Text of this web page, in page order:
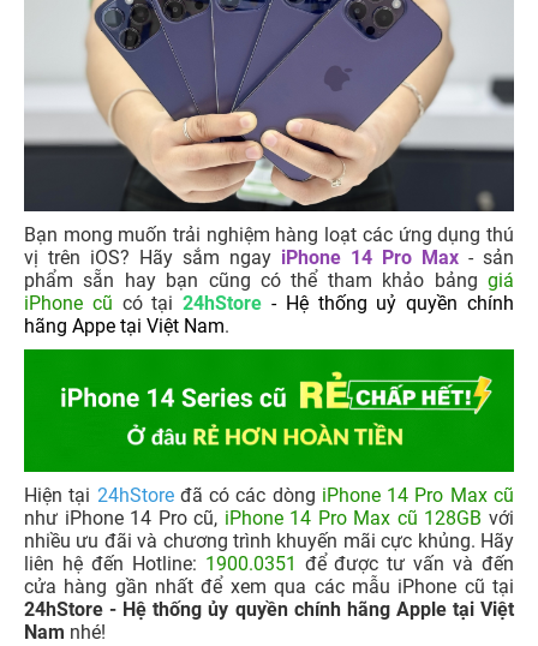
Bạn mong muốn trải nghiệm hàng loạt các ứng dụng thú
vị trên iOS? Hãy sắm ngay iPhone 14 Pro Max - sản
phẩm sẵn hay bạn cũng có thể tham khảo bảng giá
iPhone cũ có tại24hStore- Hệ thống uỷ quyền chính
hãng Appe tại Việt Nam.
Hiện tại 24hStoređã có các dòng iPhone 14 Pro Max cũ
như iPhone 14 Pro cũ, iPhone 14 Pro Max cũ 128GB với
nhiều ưu đãi và chương trình khuyến mãi cực khủng. Hãy
liên hệ đến Hotline: 1900.0351 để được tư vấn và đến
cửa hàng gần nhất để xem qua các mẫu iPhone cũ tại
24hStore - Hệ thống ủy quyền chính hãng Apple tại Việt
Nam nhé!